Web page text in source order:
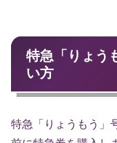
特急「りょう
い方
特急「りょうもう」